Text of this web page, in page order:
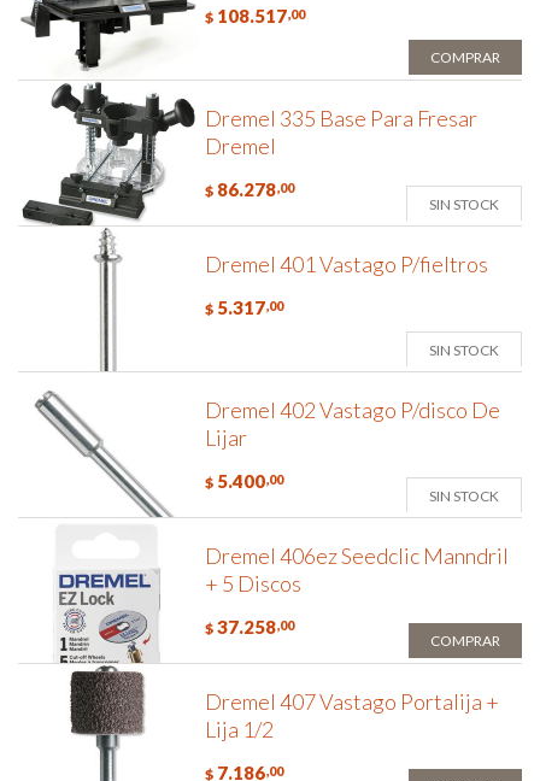
$ 108.517,00
COMPRAR
Dremel 335 Base Para Fresar
Dremel
$ 86.278,00
SIN STOCK
Dremel 401 Vastago P/fieltros
$ 5.317,00
SIN STOCK
Dremel 402 Vastago P/disco De
Lijar
$ 5.400,00
SIN STOCK
Dremel 406ez Seedclic Manndril
+ 5 Discos
$ 37.258,00
COMPRAR
Dremel 407 Vastago Portalija +
Lija 1/2
$ 7.186,00